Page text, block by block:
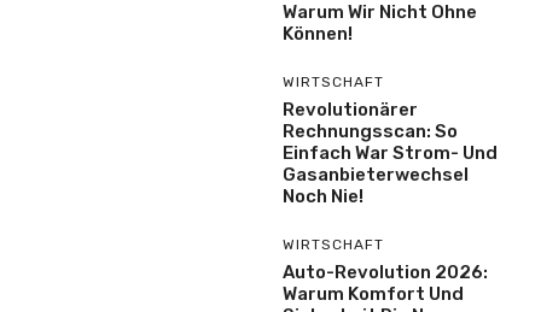
Warum Wir Nicht Ohne
Können!
WIRTSCHAFT
Revolutionärer
Rechnungsscan: So
Einfach War Strom- Und
Gasanbieterwechsel
Noch Nie!
WIRTSCHAFT
Auto-Revolution 2026:
Warum Komfort Und